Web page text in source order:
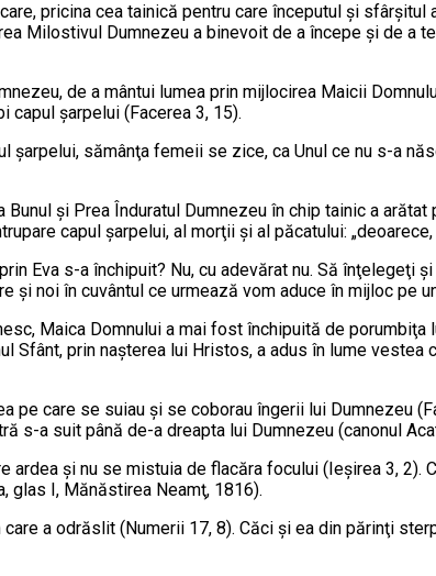
pricina cea tainică pentru care începutul şi
Milostivul Dumnezeu a binevoit de a începe şi de a
de a mântui lumea prin mijlocirea Maicii
capul şarpelui (Facerea 3, 15).
şarpelui, sămânţa femeii se zice, ca Unul ce nu s-a
şi Prea Înduratul Dumnezeu în chip tainic a
capul şarpelui, al mor­ţii şi al păcatului:
Eva s-a închipuit? Nu, cu adevărat nu. Să
şi noi în cuvântul ce ur­mează vom aduce în mijloc pe
Maica Domnului a mai fost închipuită de
Sfânt, prin naşterea lui Hristos, a adus în lume
pe care se su­iau şi se coborau îngerii lui Dumnezeu
s-a suit până de-a dreapta lui Dumnezeu (cano­nul
ardea şi nu se mis­tuia de flacăra focului (Ieşirea 3,
glas I, Mănăstirea Neamţ, 1816).
a odrăslit (Numerii 17, 8). Căci şi ea din părinţi